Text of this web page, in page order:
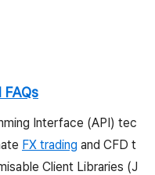
FAQs
Interface (API) tec
FX trading and CFD t
Client Libraries (J